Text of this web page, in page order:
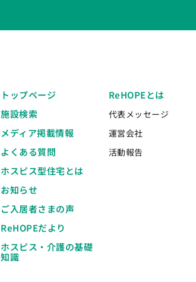
トップページ
施設検索
メディア掲載情報
よくある質問
ホスピス型住宅とは
お知らせ
ご入居者さまの声
ReHOPEだより
ホスピス・介護の基礎
知識
ReHOPEとは
代表メッセージ
運営会社
活動報告